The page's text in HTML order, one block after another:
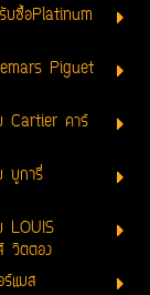
ซื้อPlatinum
Piguet
Cartier คาร์
บูการี่
LOUIS
วิตตอง
แมส